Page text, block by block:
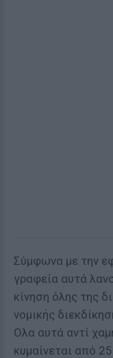
Σύμφωνα με την
γραφεία αυτά
κίνηση όλης της
νομικής
Ολα αυτά αντί
κυμαίνεται από